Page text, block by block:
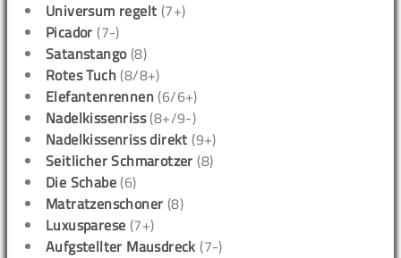
Universum regelt (7+)
Picador (7-)
Satanstango(8)
Rotes Tuch (8/8+)
Elefantenrennen (6/6+)
Nadelkissenriss(8+/9-)
Nadelkissenriss direkt (9+)
Seitlicher Schmarotzer (8)
Die Schabe (6)
Matratzenschoner (8)
Luxusparese (7+)
Aufgstellter Mausdreck (7-)